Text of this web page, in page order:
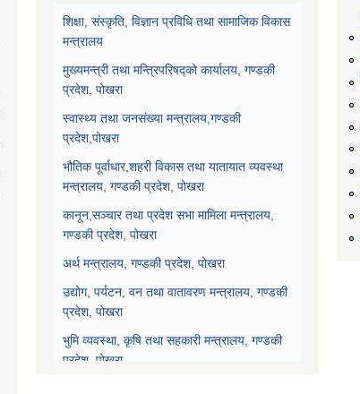
शिक्षा, संस्कृति, विज्ञान प्रविधि तथा सामाजिक विकास
मन्त्रालय
मुख्यमन्त्री तथा मन्त्रिपरिषद्को कार्यालय, गण्डकी
प्रदेश, पोखरा
स्वास्थ्य तथा जनसंख्या मन्त्रालय,गण्डकी
प्रदेश,पोखरा
भौतिक पूर्वाधार,शहरी विकास तथा यातायात व्यवस्था
मन्त्रालय, गण्डकी प्रदेश, पोखरा
कानून,सञ्चार तथा प्रदेश सभा मामिला मन्त्रालय,
गण्डकी प्रदेश, पोखरा
अर्थ मन्त्रालय, गण्डकी प्रदेश, पोखरा
उद्योग, पर्यटन, वन तथा वातावरण मन्त्रालय, गण्डकी
प्रदेश, पोखरा
भुमि व्यवस्था, कृषि तथा सहकारी मन्त्रालय, गण्डकी
प्रदेश, पोखरा